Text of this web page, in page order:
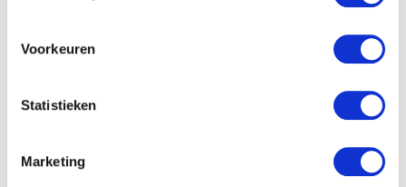
locatie, die tot een paar meter nauwkeurig kan zijn
scannen op specifieke eigenschappen (fingerprinting)
detailgedeeltein.
U kunt uw toestemming op elk moment wijzigen of
We gebruiken cookies om content en advertenties te
Voorkeuren
Statistieken
Marketing